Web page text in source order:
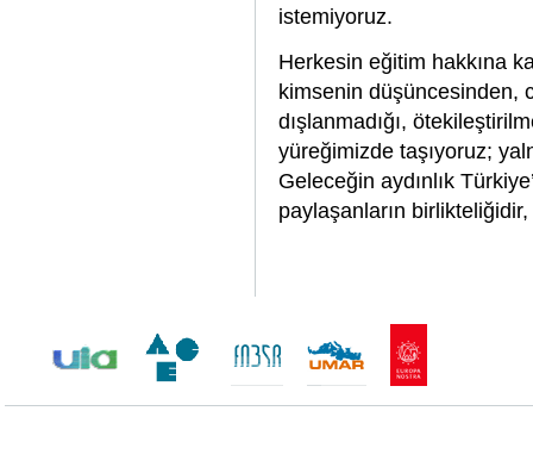
istemiyoruz.
Herkesin eğitim hakkına
kimsenin düşüncesinden,
dışlanmadığı,
yüreğimizde taşıyoruz;
Geleceğin aydınlık
paylaşanların